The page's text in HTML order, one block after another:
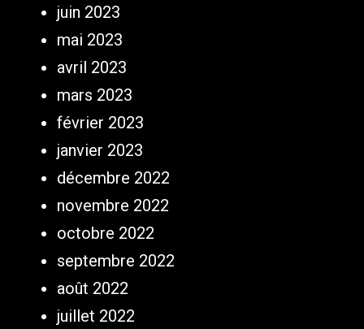
juin 2023
mai 2023
avril 2023
mars 2023
février 2023
janvier 2023
décembre 2022
novembre 2022
octobre 2022
septembre 2022
août 2022
juillet 2022